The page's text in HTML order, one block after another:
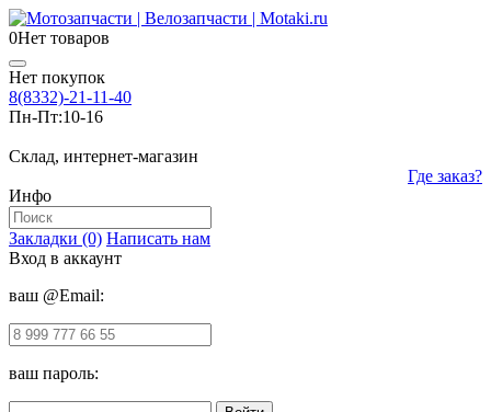
0Нет товаров
Нет покупок
8(8332)-21-11-40
Пн-Пт:10-16
Склад, интернет-магазин
Где заказ?
Инфо
Закладки (0) Написать нам
Вход в аккаунт
ваш @Email:
ваш пароль: